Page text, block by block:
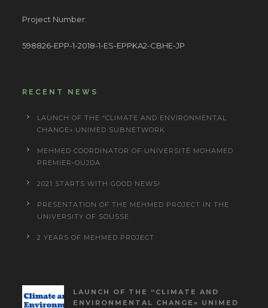
Project Number:
598826-EPP-1-2018-1-ES-EPPKA2-CBHE-JP
RECENT NEWS
LAUNCH OF THE “CLIMATE AND ENVIRONMENTAL
CHANGE» UNIMED SUBNETWORK
MEHMED COORDINATOR OF UNIVERSITÉ MOHAMED
PREMIER-OUJDA
2021 STARTS WITH GOOD NEWS!
PRESENTATION OF THE MEHMED PROJECT IN THE
UNIVERSITY OF SOUSSE
2 YEARS OF MEHMED PROJECT
LAUNCH OF THE “CLIMATE AND
ENVIRONMENTAL CHANGE» UNIMED